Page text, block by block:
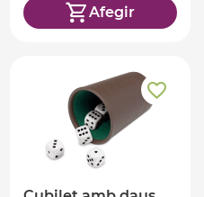
Afegir